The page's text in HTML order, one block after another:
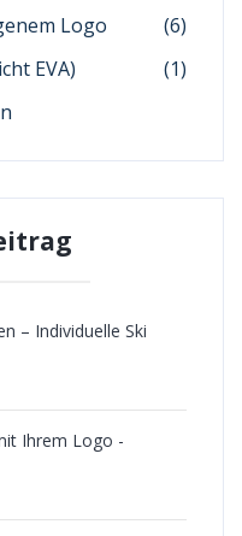
Logo
(6)
EVA)
(1)
– Individuelle Ski
Ihrem Logo -